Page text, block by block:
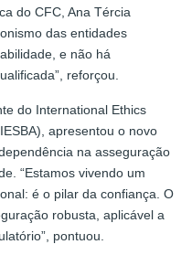
do CFC, Ana Tércia
das entidades
e não há
reforçou.
do International Ethics
apresentou o novo
na asseguração
“Estamos vivendo um
é o pilar da confiança. O
robusta, aplicável a
pontuou.